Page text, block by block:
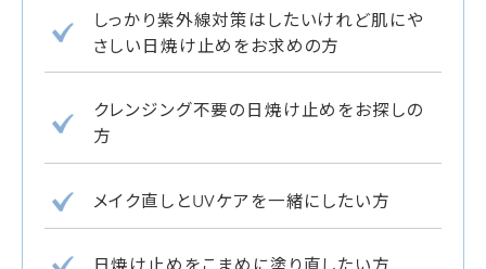
しっかり紫外線対策はしたいけれど肌にや
さしい日焼け止めをお求めの方
クレンジング不要の日焼け止めをお探しの
方
メイク直しとUVケアを一緒にしたい方